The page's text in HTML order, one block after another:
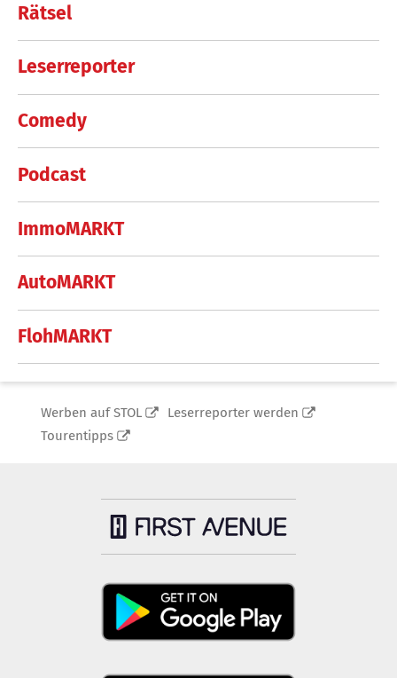
Rätsel
Leserreporter
Comedy
Podcast
ImmoMARKT
AutoMARKT
FlohMARKT
Werben auf STOL
Leserreporter werden
Tourentipps